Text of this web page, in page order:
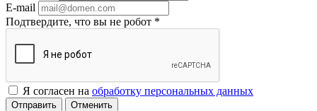
E-mail
Подтвердите, что вы не робот *
Я согласен на обработку персональных данных
Отменить